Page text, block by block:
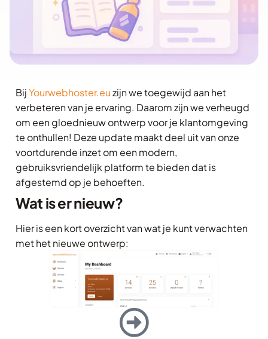
BijYourwebhoster.euzijn we toegewijd aan het
verbeteren van je ervaring. Daarom zijn we verheugd
om een gloednieuw ontwerp voor je klantomgeving
te onthullen! Deze update maakt deel uit van onze
voortdurende inzet om een modern,
gebruiksvriendelijk platform te bieden dat is
afgestemd op je behoeften.
Wat is er nieuw?
Hier is een kort overzicht van wat je kunt verwachten
met het nieuwe ontwerp: